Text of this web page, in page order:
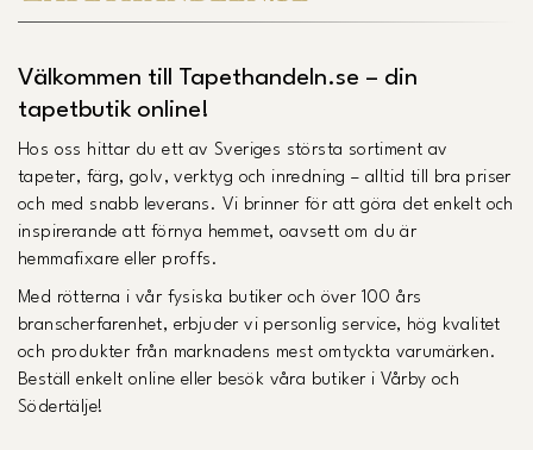
Välkommen till Tapethandeln.se – din
tapetbutik online!
Hos oss hittar du ett av Sveriges största sortiment av
tapeter, färg, golv, verktyg och inredning – alltid till bra priser
och med snabb leverans. Vi brinner för att göra det enkelt och
inspirerande att förnya hemmet, oavsett om du är
hemmafixare eller proffs.
Med rötterna i vår fysiska butiker och över 100 års
branscherfarenhet, erbjuder vi personlig service, hög kvalitet
och produkter från marknadens mest omtyckta varumärken.
Beställ enkelt online eller besök våra butiker i Vårby och
Södertälje!